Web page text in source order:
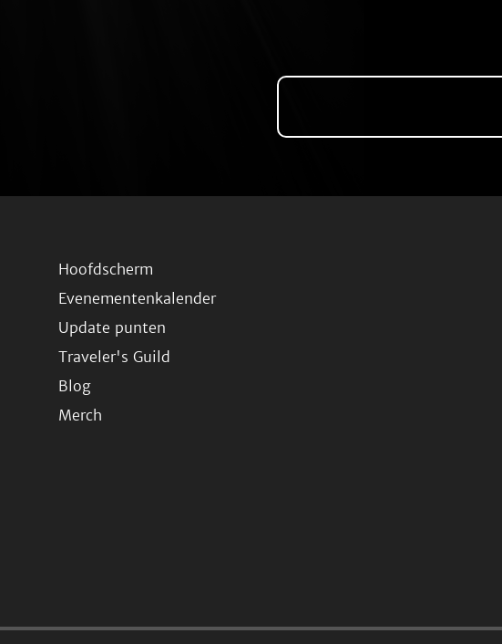
Hoofdscherm
Evenementenkalender
Update punten
Traveler's Guild
Blog
Merch